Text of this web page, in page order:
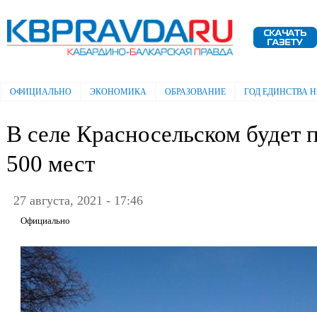
Электронная газета "Кабардино-
Балкарская правда"
Главное меню
ОФИЦИАЛЬНО ЭКОНОМИКА ОБРАЗОВАНИЕ ГОД ЕДИНСТВА
В селе Красносельском будет
500 мест
27 августа, 2021 - 17:46
Официально